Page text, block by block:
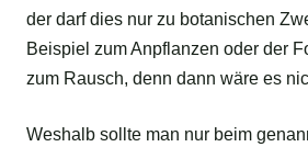
der darf dies nur zu botanischen
Beispiel zum Anpflanzen oder der
zum Rausch, denn dann wäre es
Weshalb sollte man nur beim